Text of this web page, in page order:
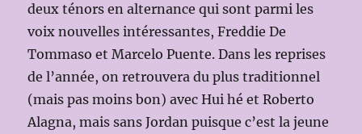
deux ténors en alternance qui sont parmi les
voix nouvelles intéressantes, Freddie De
Tommaso et Marcelo Puente. Dans les reprises
de l’année, on retrouvera du plus traditionnel
(mais pas moins bon) avec Hui hé et Roberto
Alagna, mais sans Jordan puisque c’est la jeune